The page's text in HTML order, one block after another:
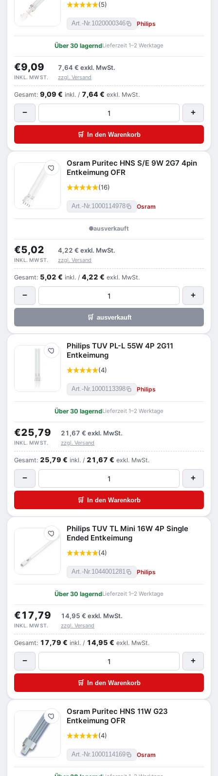
(5)
Art.-Nr.1020000346 Philips
Über 30 lagerndLieferzeit 1–2 Werktage
€9,09 7,64 € exkl. MwSt.
INKL. MWST. zzgl. Versand
Gesamt: 9,09 € inkl. / 7,64 € exkl. MwSt.
− +
🛒 In den Warenkorb
Merken
Osram Puritec HNS S/E 9W 2G7 4pin
Entkeimung OFR
(16)
Art.-Nr.1000114978 Osram
ausverkauft
€5,02 4,22 € exkl. MwSt.
INKL. MWST. zzgl. Versand
Gesamt: 5,02 € inkl. / 4,22 € exkl. MwSt.
− +
🛒 ausverkauft
Merken
Philips TUV PL-L 55W 4P 2G11
Entkeimung
(4)
Art.-Nr.1000113398 Philips
Über 30 lagerndLieferzeit 1–2 Werktage
€25,79 21,67 € exkl. MwSt.
INKL. MWST. zzgl. Versand
Gesamt: 25,79 € inkl. / 21,67 € exkl. MwSt.
− +
🛒 In den Warenkorb
Merken
Philips TUV TL Mini 16W 4P Single
Ended Entkeimung
(4)
Art.-Nr.1044001281 Philips
Über 30 lagerndLieferzeit 1–2 Werktage
€17,79 14,95 € exkl. MwSt.
INKL. MWST. zzgl. Versand
Gesamt: 17,79 € inkl. / 14,95 € exkl. MwSt.
− +
🛒 In den Warenkorb
Merken
Osram Puritec HNS 11W G23
Entkeimung OFR
(4)
Art.-Nr.1000114169 Osram